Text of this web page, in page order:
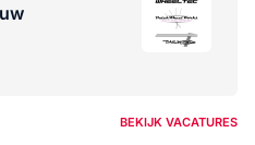
BEKIJK VACATURES